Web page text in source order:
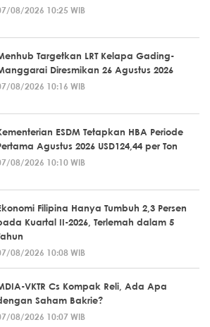
08/2026 10:25 WIB
Targetkan LRT Kelapa Gading-
Diresmikan 26 Agustus 2026
08/2026 10:16 WIB
ESDM Tetapkan HBA Periode
Agustus 2026 USD124,44 per Ton
08/2026 10:10 WIB
Filipina Hanya Tumbuh 2,3 Persen
Kuartal II-2026, Terlemah dalam 5
08/2026 10:08 WIB
VKTR Cs Kompak Reli, Ada Apa
Saham Bakrie?
08/2026 10:07 WIB